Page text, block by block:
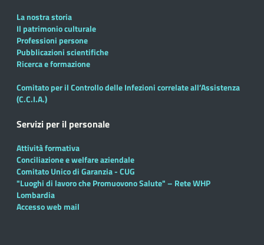
La nostra storia
Il patrimonio culturale
Professioni persone
Pubblicazioni scientifiche
Ricerca e formazione
Comitato per il Controllo delle Infezioni correlate all’Assistenza
(C.C.I.A.)
Servizi per il personale
Attività formativa
Conciliazione e welfare aziendale
Comitato Unico di Garanzia - CUG
"Luoghi di lavoro che Promuovono Salute" – Rete WHP
Lombardia
Accesso web mail